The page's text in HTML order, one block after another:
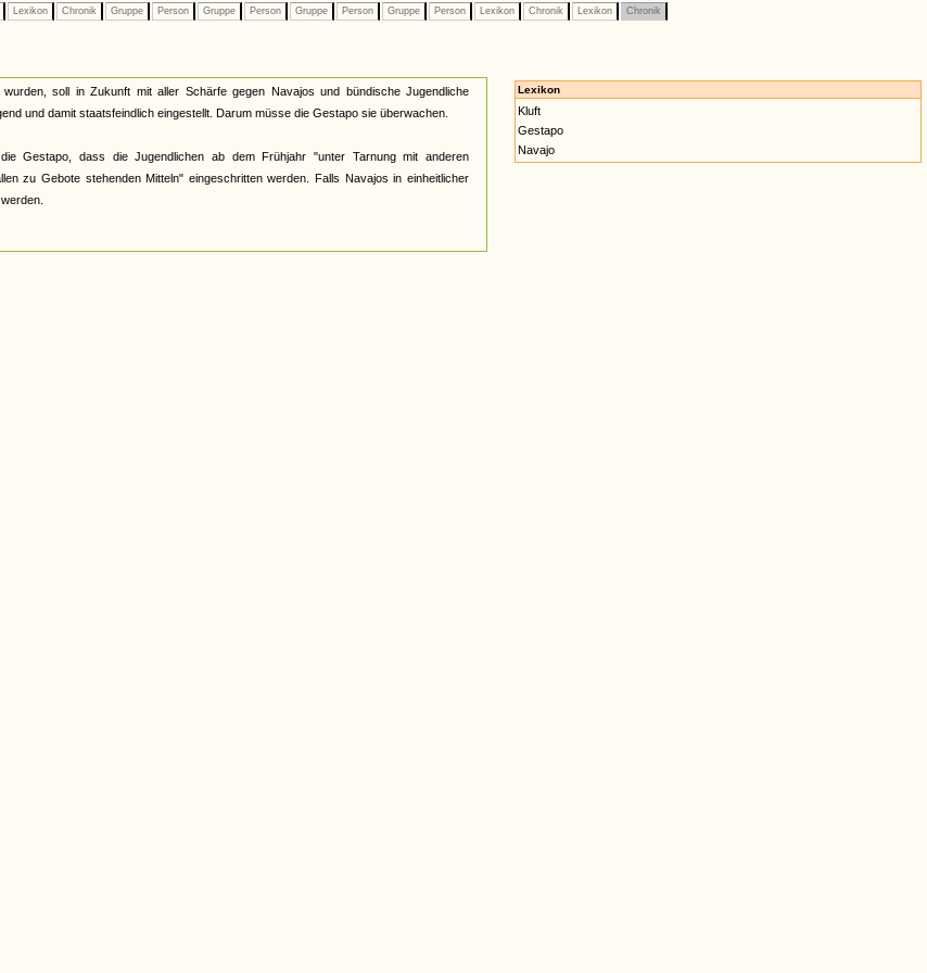
Lexikon Chronik Gruppe Person Gruppe Person Gruppe Person Gruppe Person Lexikon Chronik Lexikon Chronik
soll in Zukunft mit aller Schärfe gegen Navajos und bündische Jugendliche
und damit staatsfeindlich eingestellt. Darum müsse die Gestapo sie überwachen.
Gestapo, dass die Jugendlichen ab dem Frühjahr "unter Tarnung mit anderen
zu Gebote stehenden Mitteln" eingeschritten werden. Falls Navajos in einheitlicher
Lexikon
Kluft
Gestapo
Navajo